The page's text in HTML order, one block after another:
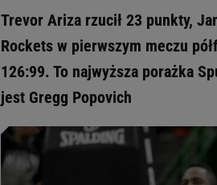
Trevor Ariza rzucił 23 punkty,
Rockets w pierwszym meczu
126:99. To najwyższa porażka
jest Gregg Popovich